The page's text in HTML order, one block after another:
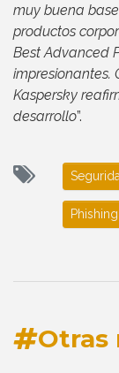
muy buena
productos
Best Advanced
impresionantes.
Kaspersky
desarrollo”.
Phishing
Otras